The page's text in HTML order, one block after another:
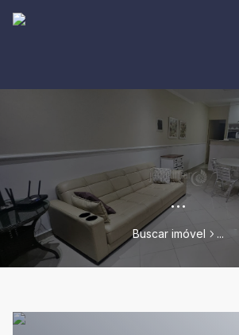
...
Buscar imóvel ...